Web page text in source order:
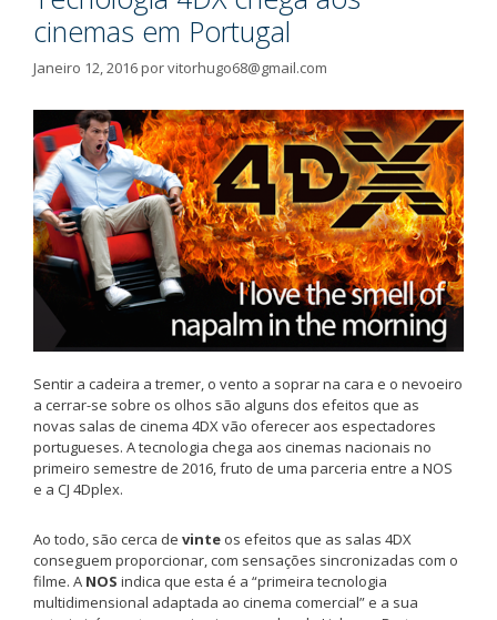
cinemas em Portugal
Janeiro 12, 2016porvitorhugo68@gmail.com
Sentir a cadeira a tremer, o vento a soprar na cara e o nevoeiro
a cerrar-se sobre os olhos são alguns dos efeitos que as
novas salas de cinema 4DX vão oferecer aos espectadores
portugueses. A tecnologia chega aos cinemas nacionais no
primeiro semestre de 2016, fruto de uma parceria entre a NOS
e a CJ 4Dplex.
Ao todo, são cerca de vinte os efeitos que as salas 4DX
conseguem proporcionar, com sensações sincronizadas com o
filme. A NOS indica que esta é a “primeira tecnologia
multidimensional adaptada ao cinema comercial” e a sua